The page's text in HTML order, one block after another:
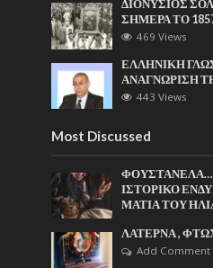
ΔΙΟΝΥΣΙΟΣ
ΣΗΜΕΡΑ ΤΟ
469 Views
ΕΛΛΗΝΙΚΗ
ΑΝΑΓΝΩΡΙΣΗ
443 Views
Most Discussed
ΙΣΤΟΡΙΚΟ
ΜΑΤΙΑ ΤΟΥ
ΛΑΤΕΡΝΑ ,
Add Comment